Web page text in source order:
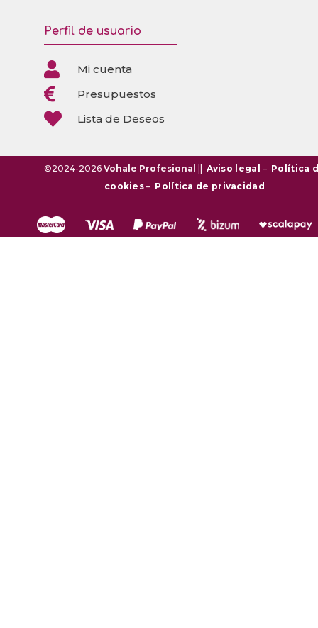
Perfil de usuario
 Mi cuenta
 Presupuestos
 Lista de Deseos
©2024-2026 Vohale Profesional Aviso legal – Política
cookies– Política de privacidad